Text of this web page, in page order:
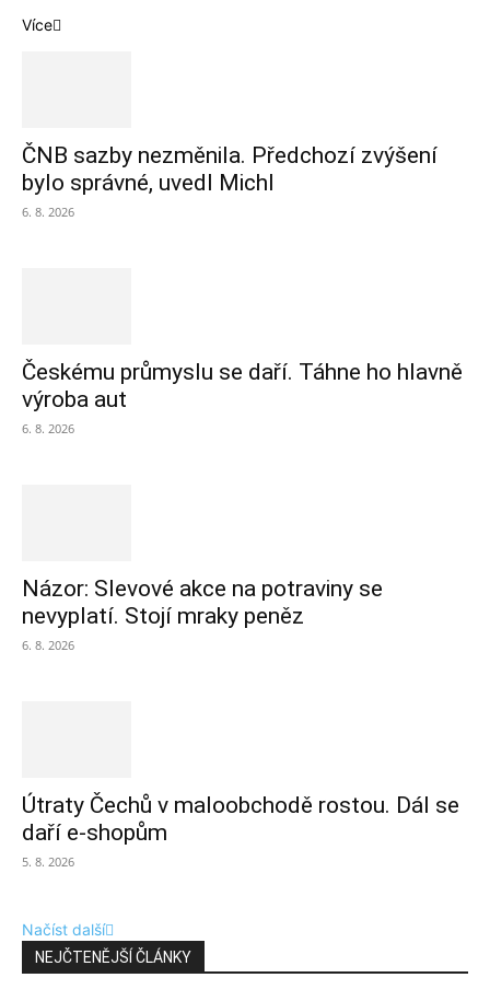
Více
ČNB sazby nezměnila. Předchozí zvýšení
bylo správné, uvedl Michl
6. 8. 2026
Českému průmyslu se daří. Táhne ho hlavně
výroba aut
6. 8. 2026
Názor: Slevové akce na potraviny se
nevyplatí. Stojí mraky peněz
6. 8. 2026
Útraty Čechů v maloobchodě rostou. Dál se
daří e-shopům
5. 8. 2026
Načíst další
NEJČTENĚJŠÍ ČLÁNKY